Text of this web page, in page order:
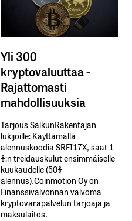
Yli 300
kryptovaluuttaa -
Rajattomasti
mahdollisuuksia
Tarjous SalkunRakentajan
lukijoille: Käyttämällä​ ​
alennuskoodia​ ​SRFI17X,​ ​saat​ ​1
%:n treidauskulut​ ​ensimmäiselle​ ​
kuukaudelle​ ​(50%​ ​
alennus).Coinmotion Oy on
Finanssivalvonnan valvoma
kryptovarapalvelun tarjoaja ja
maksulaitos.